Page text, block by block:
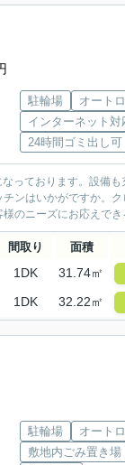
駐輪場 オート
インターネット対
24時間ゴミ出し可
っております。設備
ンはいかがですか。
のニーズにお応えでき
間取り 面積
1DK 31.74㎡
1DK 32.22㎡
駐輪場 オート
敷地内ごみ置き場